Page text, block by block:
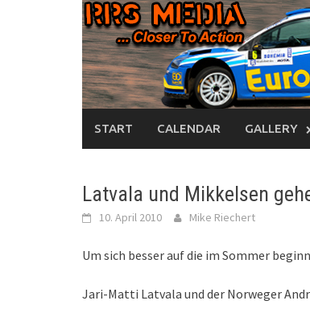
START CALENDAR GALLERY
Latvala und Mikkelsen
10. April 2010 Mike Riechert
Um sich besser auf die im Sommer
Jari-Matti Latvala und der Norweger